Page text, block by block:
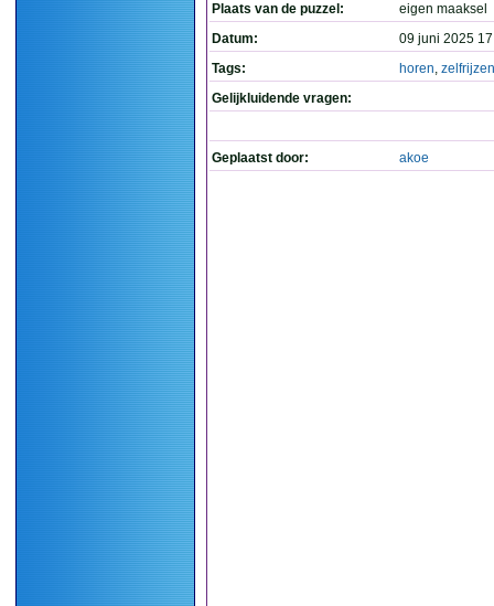
Plaats van de puzzel:
eigen maaksel
Datum:
09 juni 2025
Tags:
horen,
Gelijkluidende vragen:
Geplaatst door: akoe